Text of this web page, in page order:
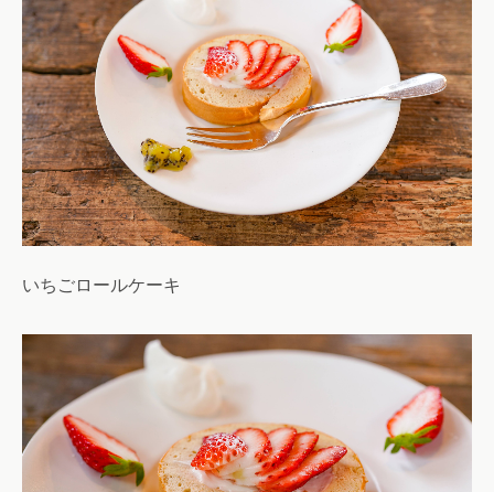
いちごロールケーキ